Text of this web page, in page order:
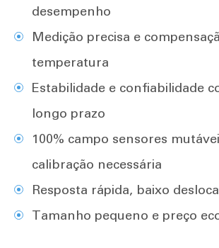
desempenho
Medição precisa e
temperatura
Estabilidade e confiabilidade
longo prazo
100% campo sensores
calibração necessária
Resposta rápida, baixo
Tamanho pequeno e preço